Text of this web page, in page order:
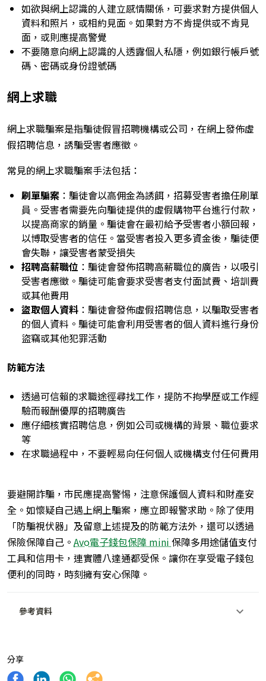
如欲與網上認識的人建立感情關係， 可要求對方提供個人
資料和照片， 或相約見面。如果對方不肯提供或不肯見
面 ，或則應提高警覺
不要隨意向網上認識的人透露個人私隱 ，例如銀行帳戶號
碼、密碼或身份證號碼
網上求職
網上求職騙案是指騙徒假冒招聘機構或公司，在網上發佈虛
假招聘信息，誘騙受害者應徵。
常見的網上求職騙案手法包括：
刷單騙案 ：騙徒會以高佣金為誘餌，招募受害者擔任刷單
員。受害者需要先向騙徒提供的虛假購物平台進行付款，
以提高商家的銷量。騙徒會在最初給予受害者小額回報，
以博取受害者的信任。當受害者投入更多資金後，騙徒便
會失聯，讓受害者蒙受損失
招聘高薪職位 ：騙徒會發佈招聘高薪職位的廣告，以吸引
受害者應徵。騙徒可能會要求受害者支付面試費、培訓費
或其他費用
盜取個人資料 ：騙徒會發佈虛假招聘信息，以騙取受害者
的個人資料。騙徒可能會利用受害者的個人資料進行身份
盜竊或其他犯罪活動
防範方法
透過可信賴的求職途徑尋找工作，提防不拘學歷或工作經
驗而報酬優厚的招聘廣告
應仔細核實招聘信息，例如公司或機構的背景、職位要求
等
在求職過程中，不要輕易向任何個人或機構支付任何費用
要避開詐騙，市民應提高警惕，注意保護個人資料和財產安
全。如懷疑自己遇上網上騙案，應立即報警求助。除了使用
「防騙視伏器」及留意上述提及的防範方法外，還可以透過
保險保障自己。 Avo電子錢包保障 mini 保障多用途儲值支付
工具和信用卡，連實體八達通都受保。讓你在享受電子錢包
便利的同時，時刻擁有安心保障。
參考資料
分享